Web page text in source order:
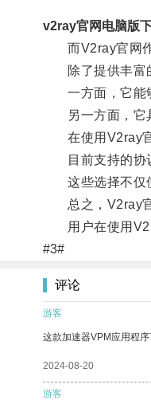
v2ray官网电脑版
而V2ray官网作
除了提供丰富的
一方面，它能够
另一方面，它具
在使用V2ray官
目前支持的协议
这些选择不仅使
总之，V2ray官
用户在使用
#3#
评论
游客
这款加速器VPM应用程
2024-08-20
游客